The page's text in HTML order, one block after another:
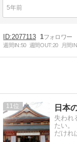
5年前
2077113 1
週間IN:50 週間OUT:20 月間
11 日本
失われ
たい。
だけれ